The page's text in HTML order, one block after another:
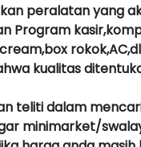
peralatan yang
Program
kualitas
teliti dalam
minimarket/